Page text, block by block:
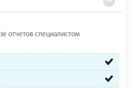
отчетов специалистом